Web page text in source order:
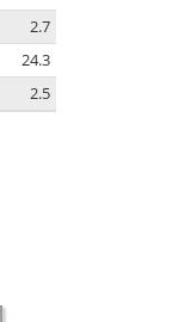
2.7
24.3
2.5